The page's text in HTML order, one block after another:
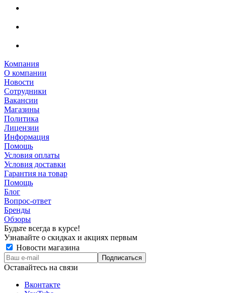
Компания
О компании
Новости
Сотрудники
Вакансии
Магазины
Политика
Лицензии
Информация
Помощь
Условия оплаты
Условия доставки
Гарантия на товар
Помощь
Блог
Вопрос-ответ
Бренды
Обзоры
Будьте всегда в курсе!
Узнавайте о скидках и акциях первым
Новости магазина
Оставайтесь на связи
Вконтакте